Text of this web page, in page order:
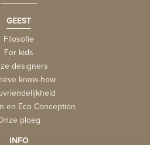
GEEST
Filosofie
For kids
designers
know-how
en Eco Conception
ploeg
INFO